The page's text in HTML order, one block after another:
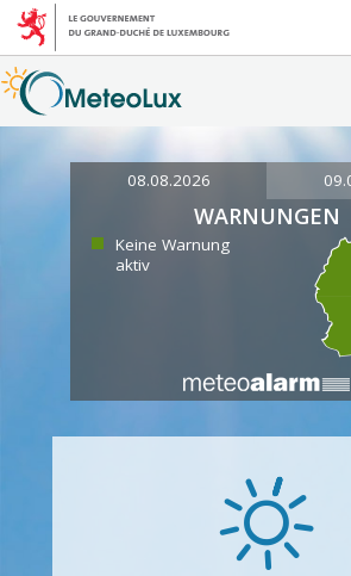
08.08.2026
WARNUNGEN
Keine Warnung
aktiv